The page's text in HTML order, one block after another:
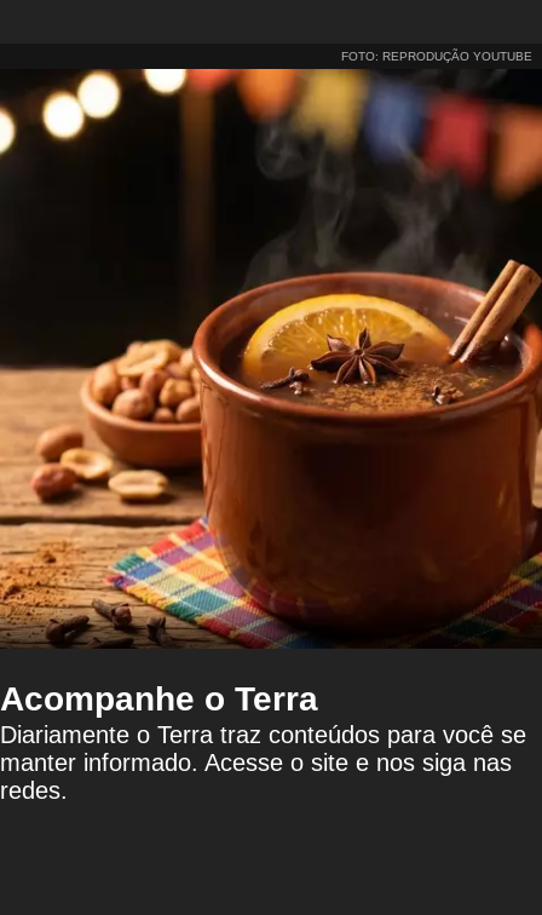
FOTO: REPRODUÇÃO YOUTUBE
Acompanhe o Terra
Diariamente o Terra traz conteúdos para você se
manter informado. Acesse o site e nos siga nas
redes.